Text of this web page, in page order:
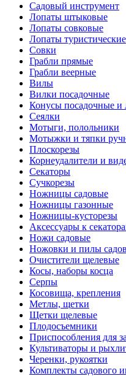
Садовый инструмент
Лопаты штыковые
Лопаты совковые
Лопаты туристические
Совки
Грабли прямые
Грабли веерные
Вилы
Вилки посадочные
Конусы посадочные и
Сеялки
Мотыги, полольники
Мотыжки и тяпки
Плоскорезы
Корнеудалители и
Секаторы
Сучкорезы
Ножницы садовые
Ножницы газонные
Ножницы-кусторезы
Аксессуары к
Ножи садовые
Ножовки и пилы
Очистители щелевые
Косы, наборы косца
Серпы
Косовища, крепления
Метлы, щетки
Щетки щелевые
Плодосъемники
Приспособления для
Культиваторы и
Черенки, рукоятки
Комплекты садового